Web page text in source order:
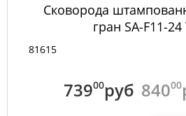
Сковорода
гран SA-F11-
81615
73900руб 84000